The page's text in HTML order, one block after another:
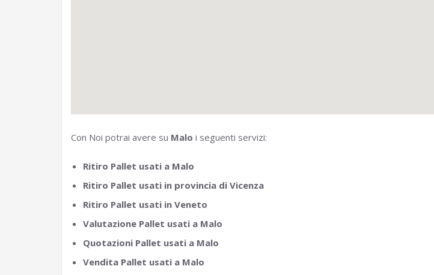
Con Noi potrai avere su Malo i seguenti servizi:
Ritiro Pallet usati a Malo
Ritiro Pallet usati in provincia di Vicenza
Ritiro Pallet usati in Veneto
Valutazione Pallet usati a Malo
Quotazioni Pallet usati a Malo
Vendita Pallet usati a Malo